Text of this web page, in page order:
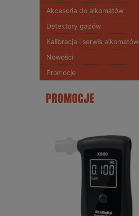
Akcesoria do alkomatów
Detektory gazów
Kalibracja i serwis alkomatów
Nowości
Promocje
PROMOCJE